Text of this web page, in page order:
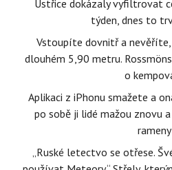
Ústřice dokázaly vyfiltrovat
týden, dnes to
Vstoupíte dovnitř a
dlouhém 5,90 metru.
o
Aplikaci z iPhonu smažete a
po sobě ji lidé mažou znovu
rameny
„Ruské letectvo se otřese.